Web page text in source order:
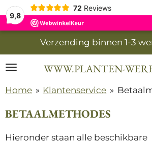
9,8
72 Reviews
WWW.PLANTEN-
Verzending binnen 1-3
Home » Klantenservice »
BETAALMETHODES
Hieronder staan alle beschikbare